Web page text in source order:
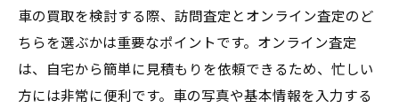
車の買取を検討する際、訪問査定とオンライン査定のど
ちらを選ぶかは重要なポイントです。オンライン査定
は、自宅から簡単に見積もりを依頼できるため、忙しい
方には非常に便利です。車の写真や基本情報を入力する